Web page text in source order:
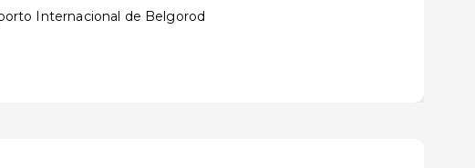
Internacional de Belgorod